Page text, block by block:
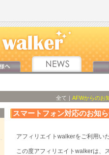
全て ｜ AFWからのお
スマートフォン対応のお知
アフィリエイトwalkerをご利用い
この度アフィリエイトwalkerは、